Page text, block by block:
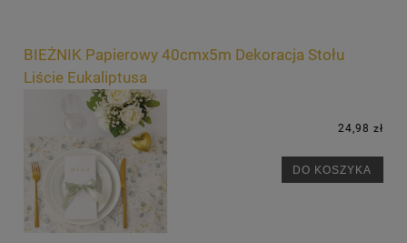
BIEŻNIK Papierowy 40cmx5m Dekoracja Stołu
Liście Eukaliptusa
24,98 zł
DO KOSZYKA